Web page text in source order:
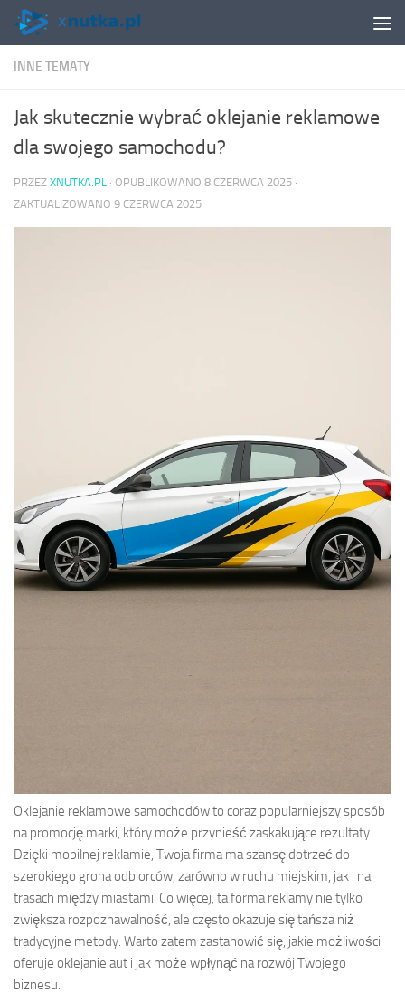
Skip to content
INNE TEMATY
Jak skutecznie wybrać oklejanie reklamowe
dla swojego samochodu?
PRZEZ XNUTKA.PL · OPUBLIKOWANO 8 CZERWCA 2025 ·
ZAKTUALIZOWANO 9 CZERWCA 2025
Oklejanie reklamowe samochodów to coraz popularniejszy sposób
na promocję marki, który może przynieść zaskakujące rezultaty.
Dzięki mobilnej reklamie, Twoja firma ma szansę dotrzeć do
szerokiego grona odbiorców, zarówno w ruchu miejskim, jak i na
trasach między miastami. Co więcej, ta forma reklamy nie tylko
zwiększa rozpoznawalność, ale często okazuje się tańsza niż
tradycyjne metody. Warto zatem zastanowić się, jakie możliwości
oferuje oklejanie aut i jak może wpłynąć na rozwój Twojego
biznesu.